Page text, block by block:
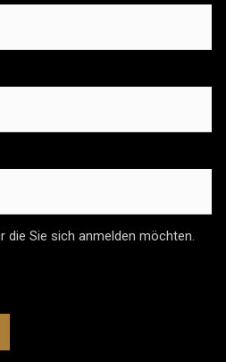
die Sie sich anmelden möchten.